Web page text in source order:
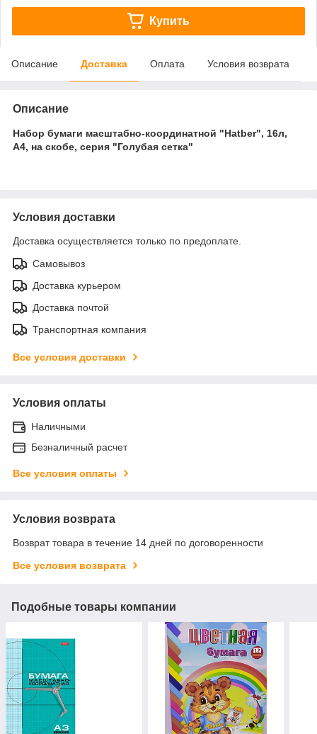
Купить
Описание Доставка Оплата Условия возврата
Описание
Набор бумаги масштабно-координатной "Hatber", 16л,
А4, на скобе, серия "Голубая сетка"
Условия доставки
Доставка осуществляется только по предоплате.
Самовывоз
Доставка курьером
Доставка почтой
Транспортная компания
Все условия доставки
Условия оплаты
Наличными
Безналичный расчет
Все условия оплаты
Условия возврата
Возврат товара в течение 14 дней по договоренности
Все условия возврата
Подобные товары компании